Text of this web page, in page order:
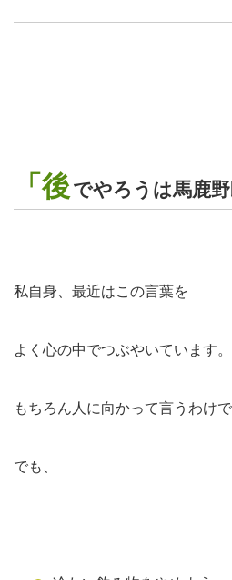
「後 でやろうは馬鹿野
私自身、最近はこの言葉を
よく心の中でつぶやいています。
もちろん人に向かって言うわけ
でも、